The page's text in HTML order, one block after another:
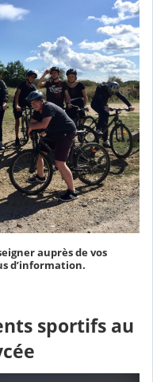
auprès de vos
d’information.
sportifs au